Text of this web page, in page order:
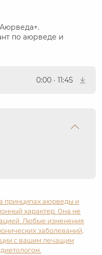
по аюрведе и
0:00 · 11:45
принципах аюрведы и
характер. Она не
Любые изменения
заболеваний,
с вашим лечащим